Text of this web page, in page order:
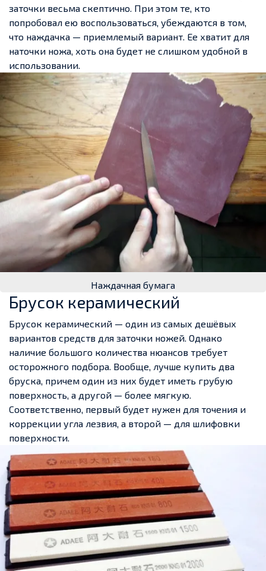
заточки весьма скептично. При этом те, кто
попробовал ею воспользоваться, убеждаются в том,
что наждачка — приемлемый вариант. Ее хватит для
наточки ножа, хоть она будет не слишком удобной в
использовании.
Наждачная бумага
Брусок керамический
Брусок керамический — один из самых дешёвых
вариантов средств для заточки ножей. Однако
наличие большого количества нюансов требует
осторожного подбора. Вообще, лучше купить два
бруска, причем один из них будет иметь грубую
поверхность, а другой — более мягкую.
Соответственно, первый будет нужен для точения и
коррекции угла лезвия, а второй — для шлифовки
поверхности.